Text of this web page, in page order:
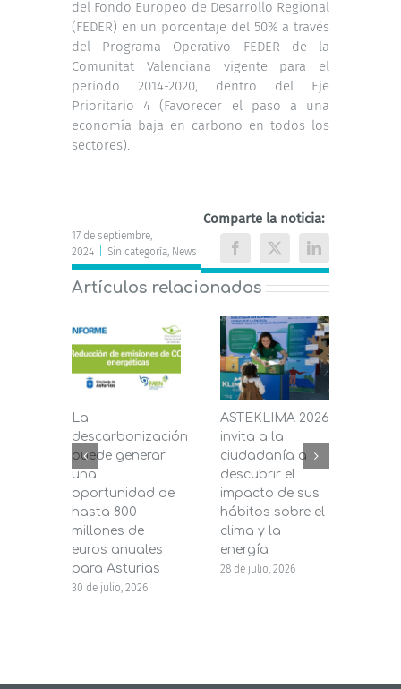
del Fondo Europeo de Desarrollo Regional
(FEDER) en un porcentaje del 50% a través
del Programa Operativo FEDER de la
Comunitat Valenciana vigente para el
periodo 2014-2020, dentro del Eje
Prioritario 4 (Favorecer el paso a una
economía baja en carbono en todos los
sectores).
17 de septiembre,
2024
Sin categoría, News
Comparte la noticia:
Facebook
X LinkedIn
Artículos relacionados
La
descarbonización
puede generar
una
oportunidad de
hasta 800
millones de
euros anuales
para Asturias
30 de julio, 2026
ASTEKLIMA 2026
invita a la
ciudadanía a
descubrir el
impacto de sus
hábitos sobre el
clima y la
energía
28 de julio, 2026